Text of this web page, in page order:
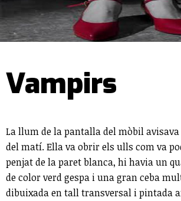
Vampirs
La llum de la pantalla del mòbil avisava
del matí. Ella va obrir els ulls com va
penjat de la paret blanca, hi havia un
de color verd gespa i una gran ceba
dibuixada en tall transversal i pintada